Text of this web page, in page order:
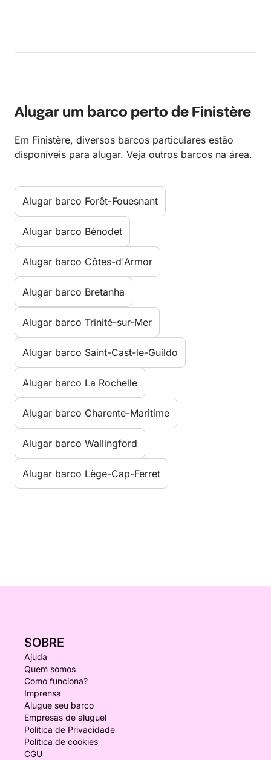
Alugar um barco perto de Finistère
Em Finistère, diversos barcos particulares estão
disponíveis para alugar. Veja outros barcos na área.
Alugar barco Forêt-Fouesnant
Alugar barco Bénodet
Alugar barco Côtes-d'Armor
Alugar barco Bretanha
Alugar barco Trinité-sur-Mer
Alugar barco Saint-Cast-le-Guildo
Alugar barco La Rochelle
Alugar barco Charente-Maritime
Alugar barco Wallingford
Alugar barco Lège-Cap-Ferret
SOBRE
Ajuda
Quem somos
Como funciona?
Imprensa
Alugue seu barco
Empresas de aluguel
Política de Privacidade
Política de cookies
CGU